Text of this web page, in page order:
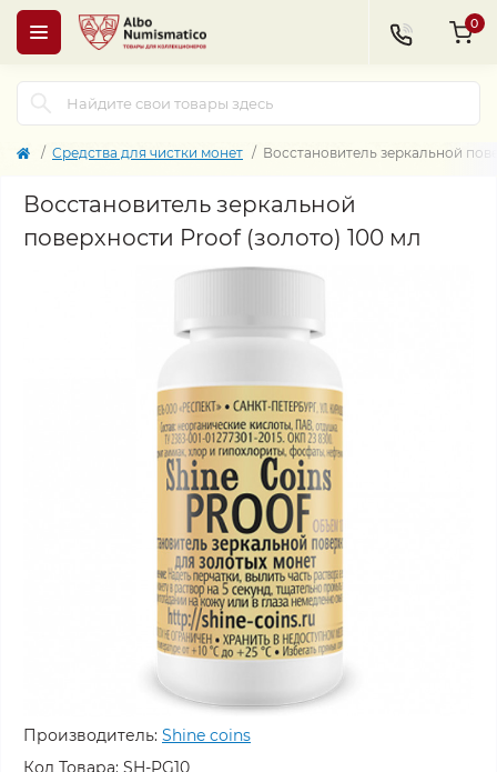
0
Средства для чистки монет Восстановитель зеркальной
Восстановитель зеркальной
поверхности Proof (золото) 100 мл
Производитель: Shine coins
Код Товара: SH-PG10